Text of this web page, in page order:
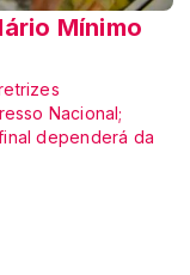
Mínimo
Nacional;
dependerá da